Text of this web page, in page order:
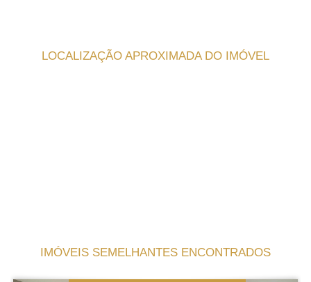
LOCALIZAÇÃO APROXIMADA DO IMÓVEL
IMÓVEIS SEMELHANTES ENCONTRADOS